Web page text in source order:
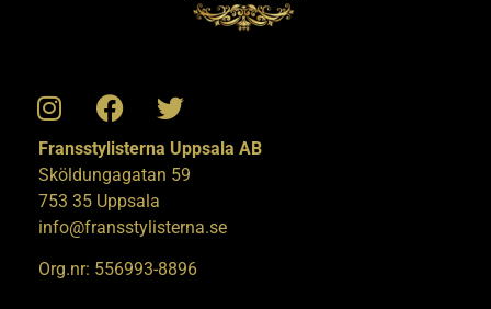
Fransstylisterna Uppsala AB
Sköldungagatan 59
753 35 Uppsala
info@fransstylisterna.se
Org.nr: 556993-8896